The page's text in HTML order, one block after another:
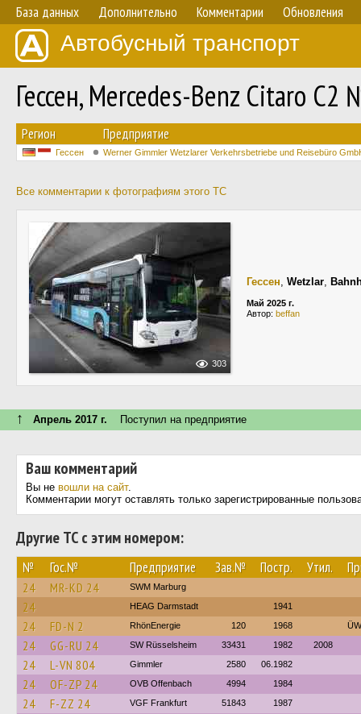
База данных Дополнительно Комментарии Обновления
Автобусный транспорт
Гессен, Mercedes-Benz Citaro
Регион Предприятие
Гессен Werner Gimmler Wetzlarer Verkehrsbetriebe und Reisebüro
Все комментарии к фотографиям этого ТС
303
Гессен, Wetzlar,
Май 2025 г.
Автор: beffan
↑ Апрель 2017 г. Поступил на предприятие
Ваш комментарий
Вы не вошли на сайт.
Комментарии могут оставлять только зарегистрированные
Другие ТС с этим номером:
№ Гос.№ Предприятие Зав.№ Постр. Утил.
24 MR-KD 24 SWM Marburg
24 HEAG Darmstadt 1941
24 FD-N 2 RhönEnergie 120 1968
24 GG-RU 24 SW Rüsselsheim 33431 1982 2008
24 L-VN 804 Gimmler 2580 06.1982
24 OF-ZP 24 OVB Offenbach 4994 1984
24 F-ZZ 24 VGF Frankfurt 51843 1987